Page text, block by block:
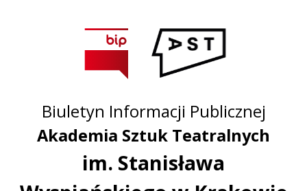
Przejdź do
głównego menu
Przejdź do treści
Przejdź do mapy
serwisu
Biuletyn Informacji Publicznej
Akademia Sztuk Teatralnych
im. Stanisława